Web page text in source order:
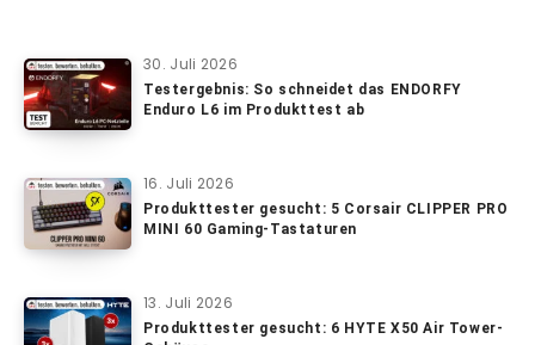
30. Juli 2026
Testergebnis: So schneidet das ENDORFY
Enduro L6 im Produkttest ab
16. Juli 2026
Produkttester gesucht: 5 Corsair CLIPPER PRO
MINI 60 Gaming-Tastaturen
13. Juli 2026
Produkttester gesucht: 6 HYTE X50 Air Tower-